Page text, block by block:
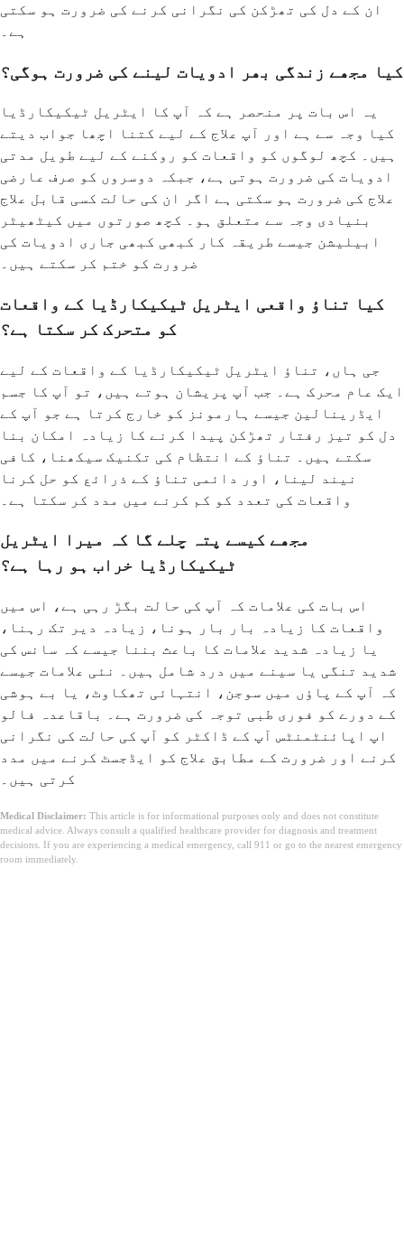
ان کے دل کی تھڑکن کی نگرانی کرنے کی ضرورت ہو سکتی
ہے۔
کیا مجھے زندگی بھر ادویات لینے کی ضرورت ہوگی؟
یہ اس بات پر منحصر ہے کہ آپ کا ایٹریل ٹیکیکارڈیا
کیا وجہ سے ہے اور آپ علاج کے لیے کتنا اچھا جواب دیتے
ہیں۔ کچھ لوگوں کو واقعات کو روکنے کے لیے طویل مدتی
ادویات کی ضرورت ہوتی ہے، جبکہ دوسروں کو صرف عارضی
علاج کی ضرورت ہو سکتی ہے اگر ان کی حالت کسی قابل علاج
بنیادی وجہ سے متعلق ہو۔ کچھ صورتوں میں کیٹھیٹر
ابیلیشن جیسے طریقہ کار کبھی کبھی جاری ادویات کی
ضرورت کو ختم کر سکتے ہیں۔
کیا تناؤ واقعی ایٹریل ٹیکیکارڈیا کے واقعات
کو متحرک کر سکتا ہے؟
جی ہاں، تناؤ ایٹریل ٹیکیکارڈیا کے واقعات کے لیے
ایک عام محرک ہے۔ جب آپ پریشان ہوتے ہیں، تو آپ کا جسم
ایڈرینالین جیسے ہارمونز کو خارج کرتا ہے جو آپ کے
دل کو تیز رفتار تھڑکن پیدا کرنے کا زیادہ امکان بنا
سکتے ہیں۔ تناؤ کے انتظام کی تکنیک سیکھنا، کافی
نیند لینا، اور دائمی تناؤ کے ذرائع کو حل کرنا
واقعات کی تعدد کو کم کرنے میں مدد کر سکتا ہے۔
مجھے کیسے پتہ چلے گا کہ میرا ایٹریل
ٹیکیکارڈیا خراب ہو رہا ہے؟
اس بات کی علامات کہ آپ کی حالت بگڑ رہی ہے، اس میں
واقعات کا زیادہ بار بار ہونا، زیادہ دیر تک رہنا،
یا زیادہ شدید علامات کا باعث بننا جیسے کہ سانس کی
شدید تنگی یا سینے میں درد شامل ہیں۔ نئی علامات جیسے
کہ آپ کے پاؤں میں سوجن، انتہائی تھکاوٹ، یا بے ہوشی
کے دورے کو فوری طبی توجہ کی ضرورت ہے۔ باقاعدہ فالو
اپ اپائنٹمنٹس آپ کے ڈاکٹر کو آپ کی حالت کی نگرانی
کرنے اور ضرورت کے مطابق علاج کو ایڈجسٹ کرنے میں مدد
کرتی ہیں۔
Medical Disclaimer: This article is for informational purposes only and does not constitute
medical advice. Always consult a qualified healthcare provider for diagnosis and treatment
decisions. If you are experiencing a medical emergency, call 911 or go to the nearest emergency
room immediately.